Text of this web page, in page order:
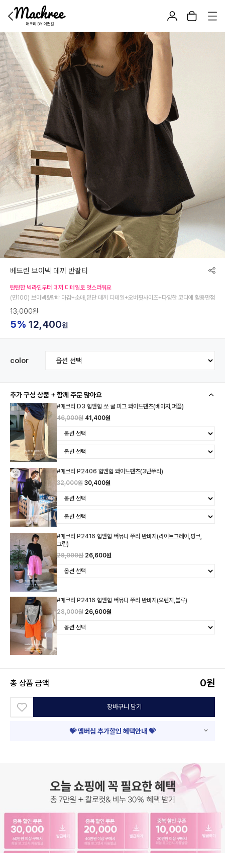
베드린 브이넥 데끼 반팔티
탄탄한 넥라인부터 데끼 디테일로 멋스러워요
(면100) 브이넥&랍빠 마감+소매,밑단 데끼 디테일+오버핏사이즈+다양한 코디에 활용만점
13,000원
5% 12,400원
color
추가 구성 상품 + 함께 주문 많아요
#매크리 D3 힙앤힙 쏘 쿨 피그 와이드팬츠(베이지,퍼플)
46,000원 41,400원
#매크리 P2406 힙앤힙 와이드팬츠(3단쭈리)
32,000원 30,400원
#매크리 P2416 힙앤힙 버뮤다 쭈리 반바지(라이트그레이,핑크,
그린)
28,000원 26,600원
#매크리 P2416 힙앤힙 버뮤다 쭈리 반바지(오렌지,블루)
28,000원 26,600원
총 상품 금액 0원
장바구니 담기
💝 멤버십 추가할인 혜택안내 💝